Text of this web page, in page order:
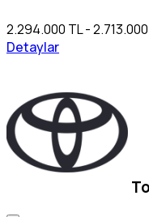
2.294.000 TL -
Detaylar